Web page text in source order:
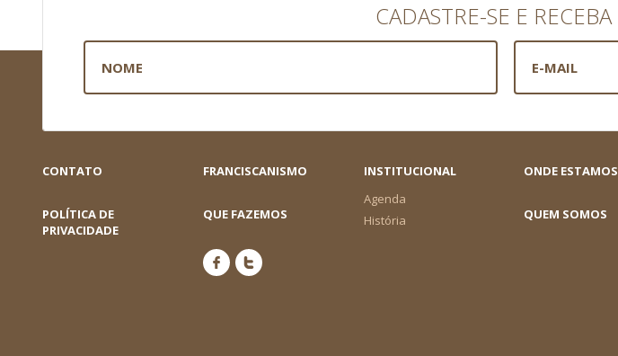
CADASTRE-SE E RECEBA
CONTATO FRANCISCANISMO
INSTITUCIONAL
Agenda
História
ONDE ESTAMOS
POLÍTICA DE
PRIVACIDADE
QUE FAZEMOS QUEM SOMOS